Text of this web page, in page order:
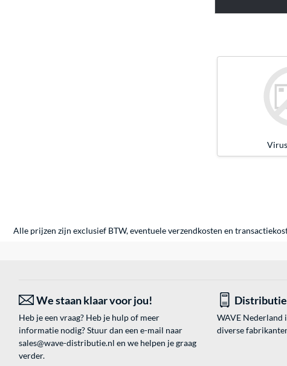
Alle prijzen zijn exclusief BTW, eventuele verzendkosten en
We staan klaar voor jou!
Heb je een vraag? Heb je hulp of meer
informatie nodig? Stuur dan een e-mail naar
sales@wave-distributie.nl en we helpen je graag
verder.
WAVE Nederland
diverse